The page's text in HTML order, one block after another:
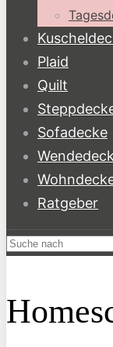
Plaid
Quilt
Sofadecke
Ratgeber